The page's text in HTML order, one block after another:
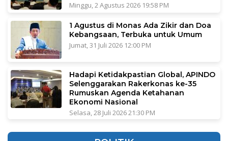
Minggu, 2 Agustus 2026 19:58 PM
1 Agustus di Monas Ada Zikir dan Doa
Kebangsaan, Terbuka untuk Umum
Jumat, 31 Juli 2026 12:00 PM
Hadapi Ketidakpastian Global, APINDO
Selenggarakan Rakerkonas ke-35
Rumuskan Agenda Ketahanan
Ekonomi Nasional
Selasa, 28 Juli 2026 21:30 PM